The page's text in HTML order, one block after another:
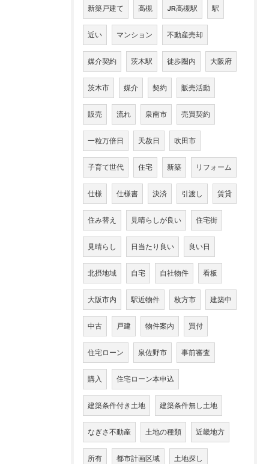
新築戸建て 高槻 JR高槻駅 駅
近い マンション 不動産売却
媒介契約 茨木駅 徒歩圏内 大阪府
茨木市 媒介 契約 販売活動
販売 流れ 泉南市 売買契約
一粒万倍日 天赦日 吹田市
子育て世代 住宅 新築 リフォーム
仕様 仕様書 決済 引渡し 賃貸
住み替え 見晴らしが良い 住宅街
見晴らし 日当たり良い 良い日
北摂地域 自宅 自社物件 看板
大阪市内 駅近物件 枚方市 建築中
中古 戸建 物件案内 買付
住宅ローン 泉佐野市 事前審査
購入 住宅ローン本申込
建築条件付き土地 建築条件無し土地
なぎさ不動産 土地の種類 近畿地方
所有 都市計画区域 土地探し